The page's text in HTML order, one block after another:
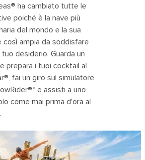
ha cambiato tutte le
poiché è la nave più
del mondo e la sua
ampia da soddisfare
tuo desiderio. Guarda un
prepara i tuoi cocktail al
fai un giro sul simulatore
e assisti a uno
come mai prima d'ora al